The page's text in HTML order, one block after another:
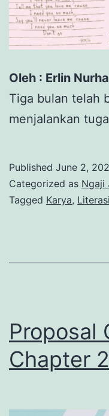
Oleh : Erlin
Tiga bulan telah
menjalankan
Published June 2,
Categorized as Ngaji
Tagged Karya, Literasi
Chapter 2